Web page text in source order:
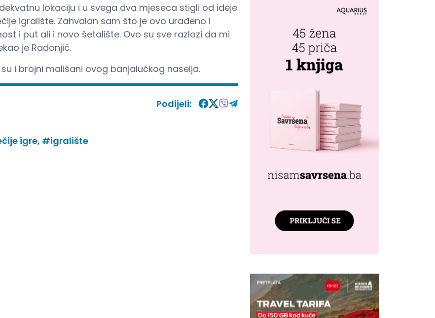
lokaciju i u svega dva mjeseca stigli od ideje
igralište. Zahvalan sam što je ovo urađeno i
i put ali i novo šetalište. Ovo su sve razlozi da mi
je Radonjić.
i brojni mališani ovog banjalučkog naselja.
Podijeli:
igre, #igralište